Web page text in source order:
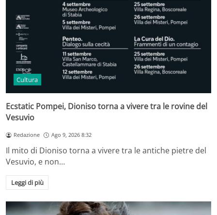
Cultura
Ecstatic Pompei, Dioniso torna a vivere tra le rovine del
Vesuvio
Redazione Ago 9, 2026 8:32
Il mito di Dioniso torna a vivere tra le antiche pietre del
Vesuvio, e non…
Leggi di più